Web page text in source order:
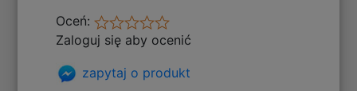
Oceń:
Zaloguj się aby ocenić
zapytaj o produkt